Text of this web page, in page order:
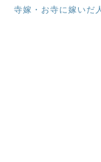
寺嫁・お寺に嫁いだ